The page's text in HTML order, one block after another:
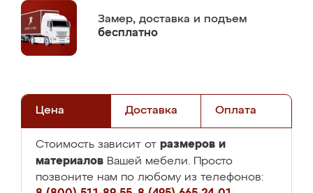
Замер, доставка и подъем
бесплатно
Цена Доставка Оплата
Стоимость зависит от размеров и
материалов Вашей мебели. Просто
позвоните нам по любому из телефонов: